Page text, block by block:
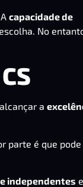
capacidade de
No
a
parte é que pode
independentes e